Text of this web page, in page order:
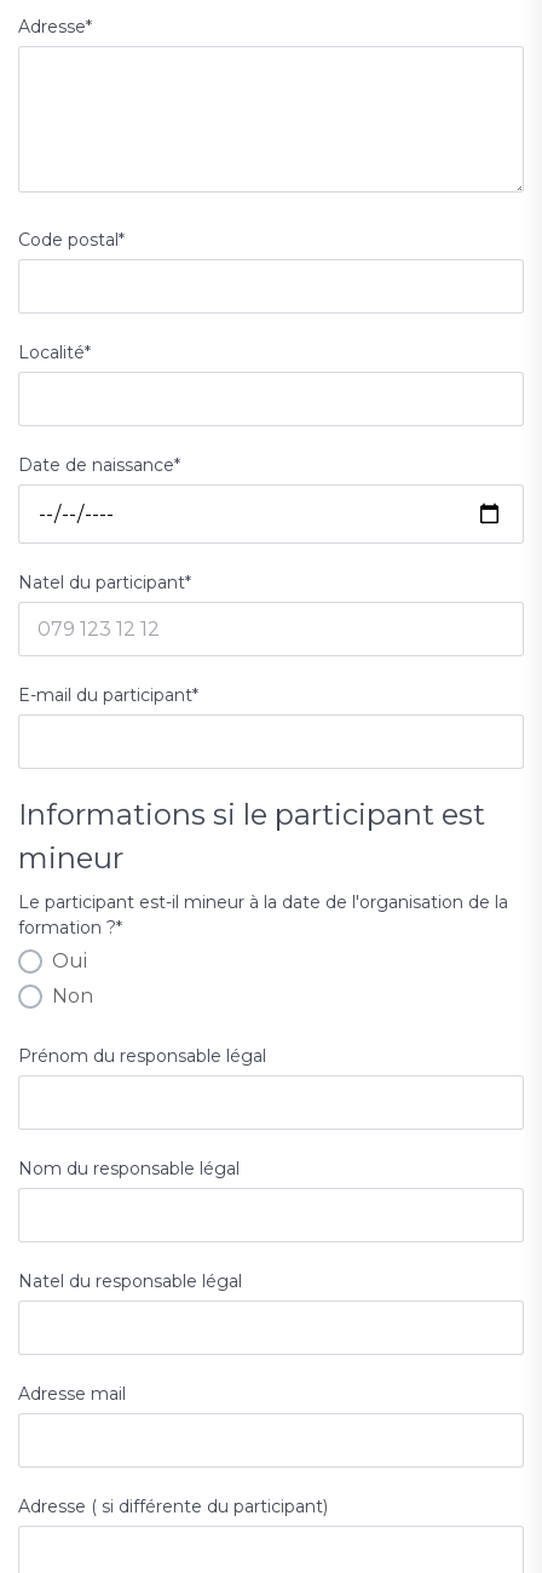
Adresse*
Code postal*
Localité*
Date de naissance*
Natel du participant*
E-mail du participant*
Informations si le participant est
mineur
Le participant est-il mineur à la date de l'organisation de la
formation ?*
Oui
Non
Prénom du responsable légal
Nom du responsable légal
Natel du responsable légal
Adresse mail
Adresse ( si différente du participant)